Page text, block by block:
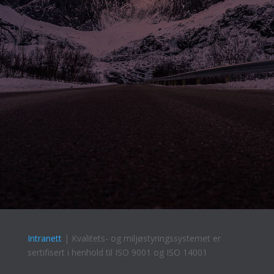
Intranett| Kvalitets- og miljøstyringssystemet er
sertifisert i henhold til ISO 9001 og ISO 14001